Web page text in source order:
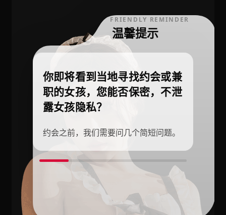
FRIENDLY REMINDER
温馨提示
你即将看到当地寻找约会或兼
职的女孩，您能否保密，不泄
露女孩隐私？
约会之前，我们需要问几个简短问题。